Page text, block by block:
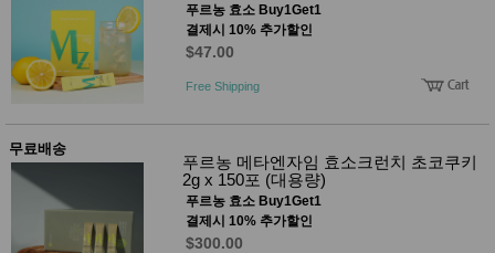
푸르농 효소 Buy1Get1
결제시 10% 추가할인
$47.00
Free Shipping
무료배송
푸르농 메타엔자임 효소크런치 초코쿠키
2g x 150포 (대용량)
푸르농 효소 Buy1Get1
결제시 10% 추가할인
$300.00